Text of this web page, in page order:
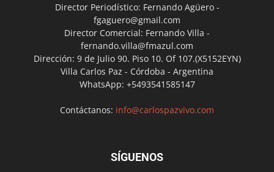
Director Periodístico: Fernando Agüero -
fgaguero@gmail.com
Director Comercial: Fernando Villa -
fernando.villa@fmazul.com
Dirección: 9 de Julio 90. Piso 10. Of 107.(X5152EYN)
Villa Carlos Paz - Córdoba - Argentina
WhatsApp: +5493541585147
Contáctanos: info@carlospazvivo.com
SÍGUENOS